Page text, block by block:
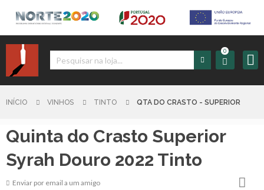
0
Sessão
Sign
Carrinho
INÍCIO VINHOS TINTO QTA DO CRASTO - SUPERIOR
Quinta do Crasto Superior
Syrah Douro 2022 Tinto
Enviar por email a um amigo